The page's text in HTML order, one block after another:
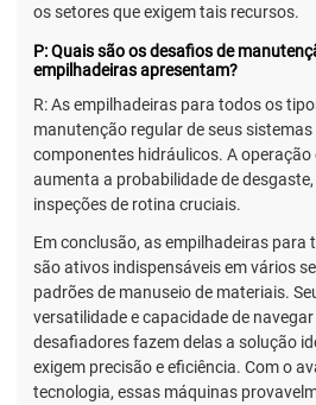
os setores que exigem tais recursos.
P: Quais são os desafios de
empilhadeiras apresentam?
R: As empilhadeiras para todos os
manutenção regular de seus
componentes hidráulicos. A
aumenta a probabilidade de
inspeções de rotina cruciais.
Em conclusão, as empilhadeiras para
são ativos indispensáveis em vários
padrões de manuseio de materiais.
versatilidade e capacidade de
desafiadores fazem delas a solução
exigem precisão e eficiência. Com o
tecnologia, essas máquinas